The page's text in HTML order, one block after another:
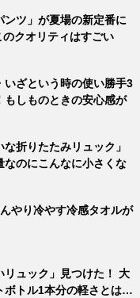
ンツ」が夏場の新定番に
クオリティはすごい
いざという時の使い勝手3
もしものときの安心感が
折りたたみリュック」
なのにこんなに小さくな
やり冷やす冷感タオルが
リュック」見つけた！ 大
ボトル1本分の軽さとは…